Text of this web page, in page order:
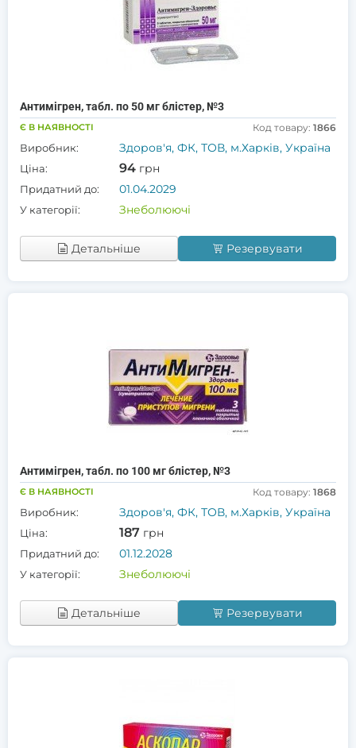
Антимігрен, табл. по 50 мг блістер, №3
Є В НАЯВНОСТІ Код товару: 1866
Виробник: Здоров'я, ФК, ТОВ, м.Харків, Україна
Ціна: 94 грн
Придатний до: 01.04.2029
У категорії: Знеболюючі
Детальніше Резервувати
Антимігрен, табл. по 100 мг блістер, №3
Є В НАЯВНОСТІ Код товару: 1868
Виробник: Здоров'я, ФК, ТОВ, м.Харків, Україна
Ціна: 187 грн
Придатний до: 01.12.2028
У категорії: Знеболюючі
Детальніше Резервувати